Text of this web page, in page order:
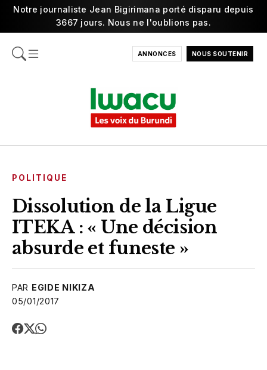
Notre journaliste Jean Bigirimana porté disparu depuis
3667 jours. Nous ne l'oublions pas.
ANNONCES NOUS SOUTENIR
POLITIQUE
Dissolution de la Ligue
ITEKA : « Une décision
absurde et funeste »
PAR EGIDE NIKIZA
05/01/2017